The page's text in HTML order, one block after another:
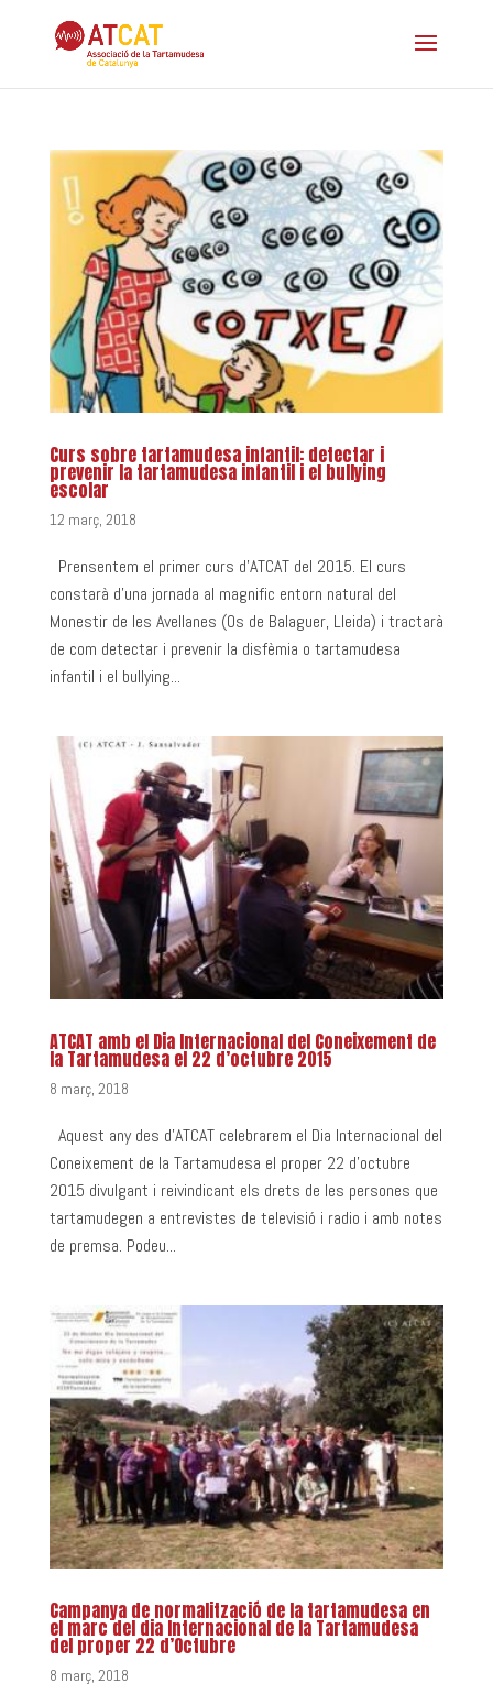
Curs sobre tartamudesa infantil: detectar i
prevenir la tartamudesa infantil i el bullying
escolar
12 març, 2018
Prensentem el primer curs d’ATCAT del 2015. El curs
constarà d’una jornada al magnific entorn natural del
Monestir de les Avellanes (Os de Balaguer, Lleida) i tractarà
de com detectar i prevenir la disfèmia o tartamudesa
infantil i el bullying...
ATCAT amb el Dia Internacional del Coneixement de
la Tartamudesa el 22 d’octubre 2015
8 març, 2018
Aquest any des d’ATCAT celebrarem el Dia Internacional del
Coneixement de la Tartamudesa el proper 22 d’octubre
2015 divulgant i reivindicant els drets de les persones que
tartamudegen a entrevistes de televisió i radio i amb notes
de premsa. Podeu...
Campanya de normalització de la tartamudesa en
el marc del dia Internacional de la Tartamudesa
del proper 22 d’Octubre
8 març, 2018